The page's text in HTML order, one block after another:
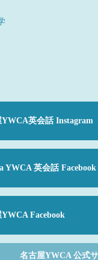
YWCA英会話 Instagram
YWCA 英会話 Facebook
Facebook
名古屋YWCA 公式